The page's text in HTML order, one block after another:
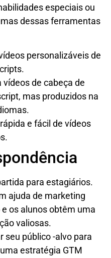
especiais ou
dessas ferramentas
personalizáveis ​​de
de cabeça de
mas produzidos na
e fácil de vídeos
para estagiários.
ajuda de marketing
os alunos obtêm uma
valiosas.
seu público -alvo para
estratégia GTM